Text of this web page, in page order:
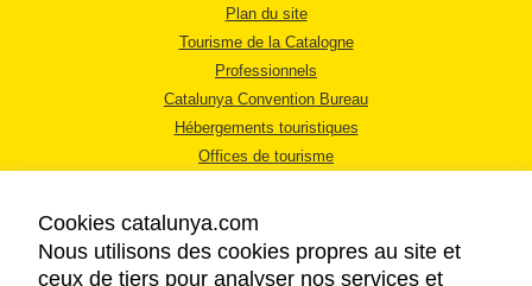
Plan du site
Tourisme de la Catalogne
Professionnels
Catalunya Convention Bureau
Hébergements touristiques
Offices de tourisme
Cookies catalunya.com
Nous utilisons des cookies propres au site et
ceux de tiers pour analyser nos services et